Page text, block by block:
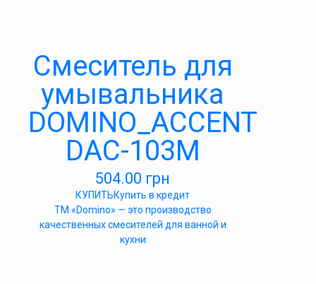
Cмеситель для
умывальника
DOMINO_ACCENT
DAC-103M
504.00 грн
КУПИТЬКупить в кредит
ТМ «Domino» — это производство
качественных смесителей для ванной и
кухни